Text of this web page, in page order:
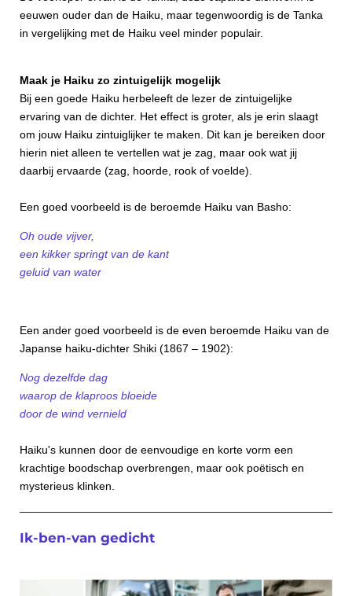
eeuwen ouder dan de Haiku, maar tegenwoordig is de Tanka
in vergelijking met de Haiku veel minder populair.
Maak je Haiku zo zintuigelijk mogelijk
Bij een goede Haiku herbeleeft de lezer de zintuigelijke
ervaring van de dichter. Het effect is groter, als je erin slaagt
om jouw Haiku zintuiglijker te maken. Dit kan je bereiken door
hierin niet alleen te vertellen wat je zag, maar ook wat jij
daarbij ervaarde (zag, hoorde, rook of voelde).
Een goed voorbeeld is de beroemde Haiku van Basho:
Oh oude vijver,
een kikker springt van de kant
geluid van water
Een ander goed voorbeeld is de even beroemde Haiku van de
Japanse haiku-dichter Shiki (1867 – 1902):
Nog dezelfde dag
waarop de klaproos bloeide
door de wind vernield
Haiku's kunnen door de eenvoudige en korte vorm een
krachtige boodschap overbrengen, maar ook poëtisch en
mysterieus klinken.
Ik-ben-van gedicht